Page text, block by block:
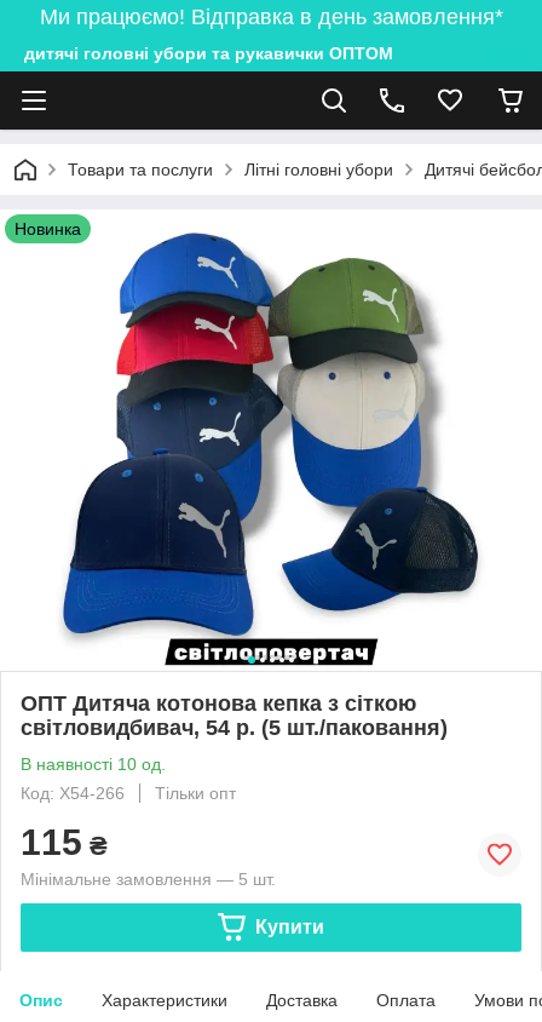
Ми працюємо! Відправка в день замовлення*
дитячі головні убори та рукавички ОПТОМ
Товари та послуги Літні головні убори Дитячі
Новинка
ОПТ Дитяча котонова кепка з сіткою
світловидбивач, 54 р. (5 шт./паковання)
В наявності 10 од.
Код: X54-266
Тільки опт
115 ₴
Мінімальне замовлення — 5 шт.
Купити
Опис Характеристики Доставка Оплата Умови